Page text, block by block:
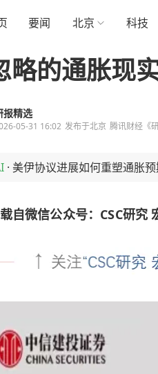
要闻 北京 科技
略的通胀现
报精选
05-31 16:02 发布于北京 腾讯财经《
· 美伊协议进展如何重塑通胀预
自微信公众号：CSC研究